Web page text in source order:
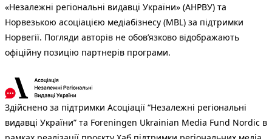
«Незалежні регіональні видавці України» (АНРВУ) та
Норвезькою асоціацією медіабізнесу (MBL) за підтримки
Норвегії. Погляди авторів не обов’язково відображають
офіційну позицію партнерів програми.
Здійснено за підтримки Асоціації “Незалежні регіональні
видавці України” та Foreningen Ukrainian Media Fund Nordic в